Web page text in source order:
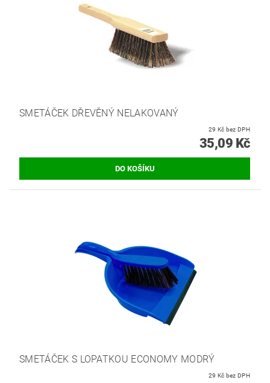
SMETÁČEK DŘEVĚNÝ NELAKOVANÝ
29 Kč bez DPH
35,09 Kč
SMETÁČEK S LOPATKOU ECONOMY MODRÝ
29 Kč bez DPH